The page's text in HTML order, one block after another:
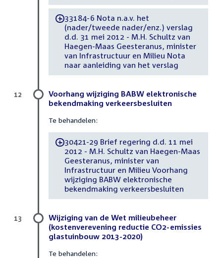
-33184-6 Nota n.a.v. het
(nader/tweede nader/enz.) verslag
d.d. 31 mei 2012 - M.H. Schultz van
Haegen-Maas Geesteranus, minister
van Infrastructuur en Milieu Nota
naar aanleiding van het verslag
Voorhang wijziging BABW elektronische
bekendmaking verkeersbesluiten
Te behandelen:
-30421-29 Brief regering d.d. 11 mei
2012 - M.H. Schultz van Haegen-Maas
Geesteranus, minister van
Infrastructuur en Milieu Voorhang
wijziging BABW elektronische
bekendmaking verkeersbesluiten
12
Wijziging van de Wet milieubeheer
(kostenverevening reductie CO2-emissies
glastuinbouw 2013-2020)
Te behandelen:
13